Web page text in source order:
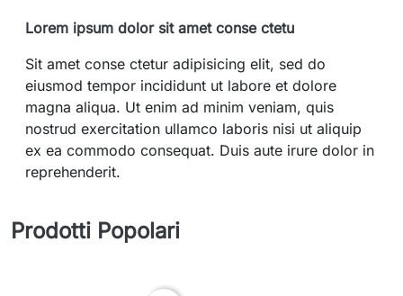
Lorem ipsum dolor sit amet conse ctetu
Sit amet conse ctetur adipisicing elit, sed do
eiusmod tempor incididunt ut labore et dolore
magna aliqua. Ut enim ad minim veniam, quis
nostrud exercitation ullamco laboris nisi ut aliquip
ex ea commodo consequat. Duis aute irure dolor in
reprehenderit.
Prodotti Popolari